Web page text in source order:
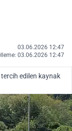
03.06.2026 12:47
03.06.2026 12:47
tercih edilen kaynak